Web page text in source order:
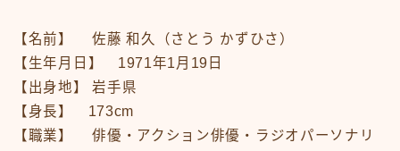
【名前】 佐藤 和久（さとう かずひさ）
【生年月日】 1971年1月19日
【出身地】 岩手県
【身長】 173cm
【職業】 俳優・アクション俳優・ラジオパーソナリ